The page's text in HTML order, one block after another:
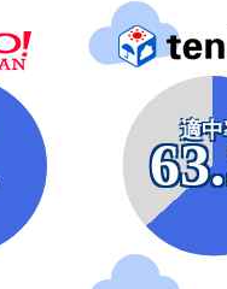
適